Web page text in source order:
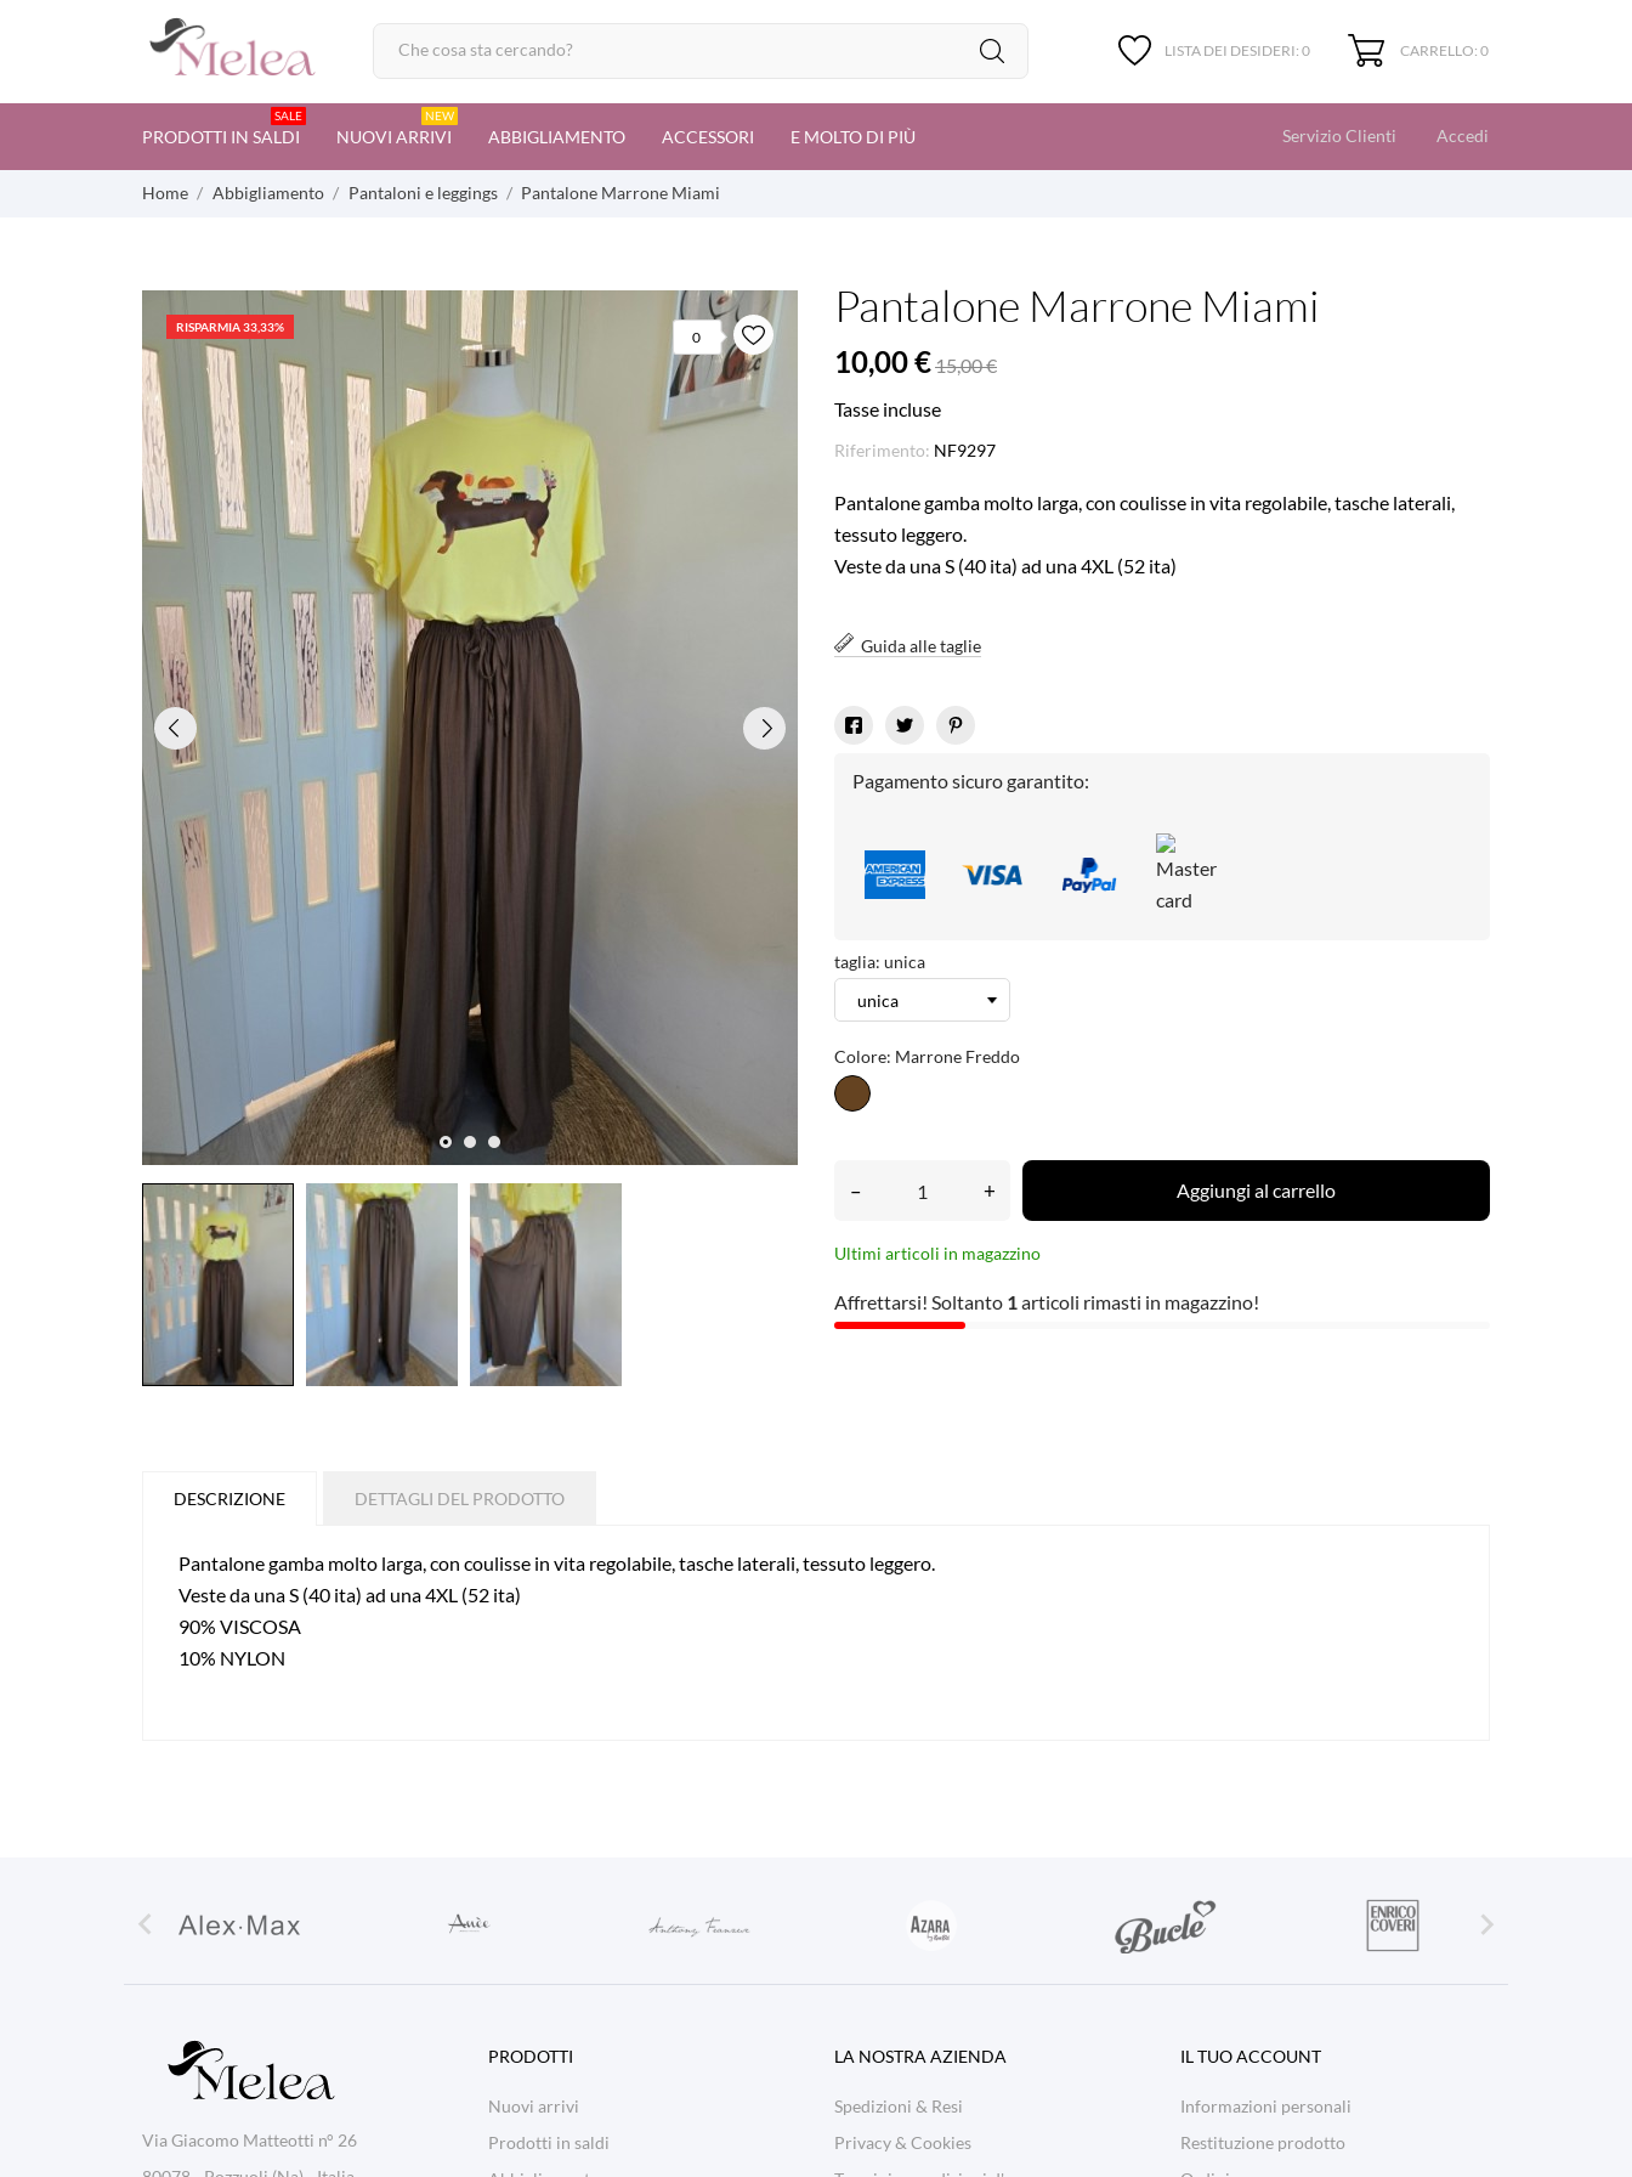
LISTA DEI DESIDERI: 0 CARRELLO: 0
PRODOTTI IN SALDI
SALE
NUOVI ARRIVI
NEW
ABBIGLIAMENTO ACCESSORI E MOLTO DI PIÙ Servizio Clienti Accedi
Home Abbigliamento Pantaloni e leggings Pantalone Marrone Miami
RISPARMIA 33,33%
0
Pantalone Marrone Miami
10,00 €15,00 €
Tasse incluse
Riferimento: NF9297
Pantalone gamba molto larga, con coulisse in vita regolabile, tasche laterali,
tessuto leggero.
Veste da una S (40 ita) ad una 4XL (52 ita)
Guida alle taglie
Pagamento sicuro garantito:
taglia: unica
Colore: Marrone Freddo
Marrone
– + Aggiungi al carrello
Ultimi articoli in magazzino
Affrettarsi! Soltanto 1articoli rimasti in magazzino!
DESCRIZIONE DETTAGLI DEL PRODOTTO
Pantalone gamba molto larga, con coulisse in vita regolabile, tasche laterali, tessuto leggero.
Veste da una S (40 ita) ad una 4XL (52 ita)
90% VISCOSA
10% NYLON
 
Via Giacomo Matteotti n° 26
PRODOTTI
Nuovi arrivi
Prodotti in saldi
LA NOSTRA AZIENDA
Spedizioni & Resi
Privacy & Cookies
IL TUO ACCOUNT
Informazioni personali
Restituzione prodotto